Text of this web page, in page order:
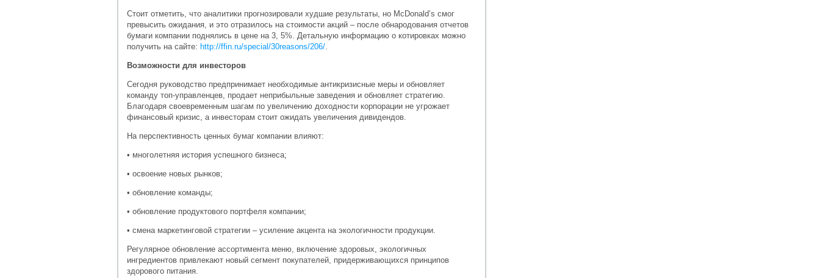
Стоит отметить, что аналитики прогнозировали худшие результаты, но McDonald’s смог
превысить ожидания, и это отразилось на стоимости акций – после обнародования отчетов
бумаги компании поднялись в цене на 3, 5%. Детальную информацию о котировках можно
получить на сайте: http://ffin.ru/special/30reasons/206/.
Возможности для инвесторов
Сегодня руководство предпринимает необходимые антикризисные меры и обновляет
команду топ-управленцев, продает неприбыльные заведения и обновляет стратегию.
Благодаря своевременным шагам по увеличению доходности корпорации не угрожает
финансовый кризис, а инвесторам стоит ожидать увеличения дивидендов.
На перспективность ценных бумаг компании влияют:
• многолетняя история успешного бизнеса;
• освоение новых рынков;
• обновление команды;
• обновление продуктового портфеля компании;
• смена маркетинговой стратегии – усиление акцента на экологичности продукции.
Регулярное обновление ассортимента меню, включение здоровых, экологичных
ингредиентов привлекают новый сегмент покупателей, придерживающихся принципов
здорового питания.